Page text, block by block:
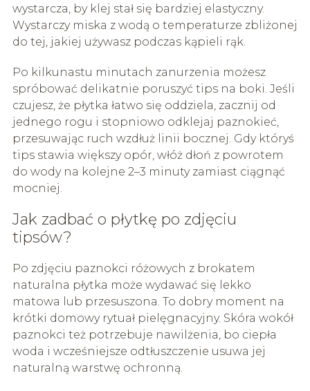
wystarcza, by klej stał się bardziej elastyczny.
Wystarczy miska z wodą o temperaturze zbliżonej
do tej, jakiej używasz podczas kąpieli rąk.
Po kilkunastu minutach zanurzenia możesz
spróbować delikatnie poruszyć tips na boki. Jeśli
czujesz, że płytka łatwo się oddziela, zacznij od
jednego rogu i stopniowo odklejaj paznokieć,
przesuwając ruch wzdłuż linii bocznej. Gdy któryś
tips stawia większy opór, włóż dłoń z powrotem
do wody na kolejne 2–3 minuty zamiast ciągnąć
mocniej.
Jak zadbać o płytkę po zdjęciu
tipsów?
Po zdjęciu paznokci różowych z brokatem
naturalna płytka może wydawać się lekko
matowa lub przesuszona. To dobry moment na
krótki domowy rytuał pielęgnacyjny. Skóra wokół
paznokci też potrzebuje nawilżenia, bo ciepła
woda i wcześniejsze odtłuszczenie usuwa jej
naturalną warstwę ochronną.